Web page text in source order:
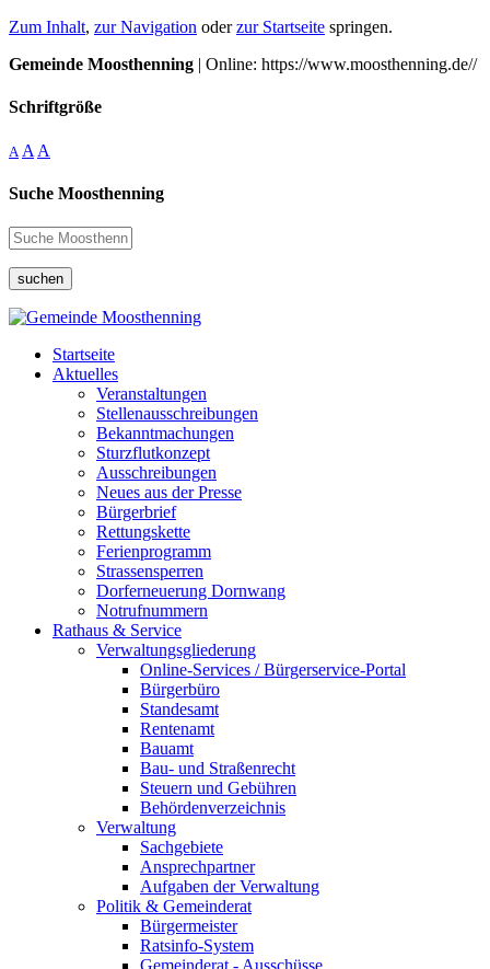
Zum Inhalt, zur Navigation oderzur Startseite springen.
Gemeinde Moosthenning | Online: https://www.moosthenning.de//
Schriftgröße
A A A
Suche Moosthenning
suchen
Startseite
Aktuelles
Veranstaltungen
Stellenausschreibungen
Bekanntmachungen
Sturzflutkonzept
Ausschreibungen
Neues aus der Presse
Bürgerbrief
Rettungskette
Ferienprogramm
Strassensperren
Dorferneuerung Dornwang
Notrufnummern
Rathaus & Service
Verwaltungsgliederung
Online-Services / Bürgerservice-Portal
Bürgerbüro
Standesamt
Rentenamt
Bauamt
Bau- und Straßenrecht
Steuern und Gebühren
Behördenverzeichnis
Verwaltung
Sachgebiete
Ansprechpartner
Aufgaben der Verwaltung
Politik & Gemeinderat
Bürgermeister
Ratsinfo-System
Gemeinderat - Ausschüsse